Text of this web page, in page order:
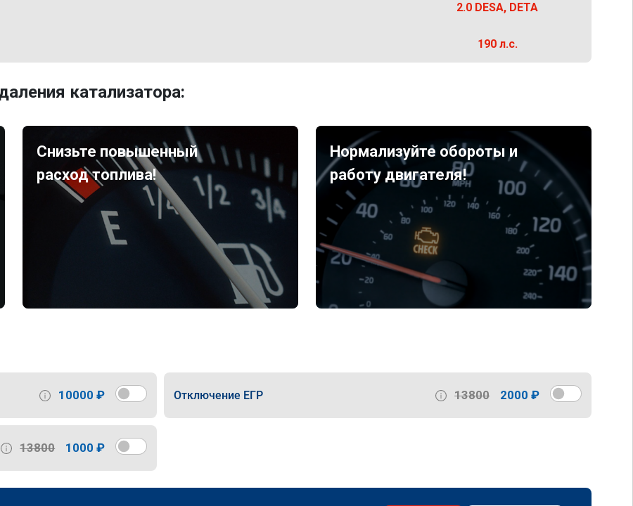
2.0 DESA, DETA
190 л.с.
катализатора:
Снизьте повышенный
расход топлива!
Нормализуйте обороты и
работу двигателя!
10000 ₽ Отключение ЕГР 13800 2000 ₽
13800 1000 ₽